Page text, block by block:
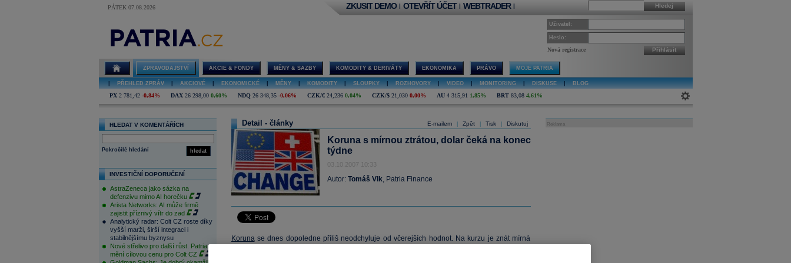
PÁTEK 07.08.2026 Hledej
ZKUSIT DEMO | OTEVŘÍT ÚČET | WEBTRADER |
Uživatel:
Heslo:
Nová registrace Přihlásit
ZPRAVODAJSTVÍ AKCIE & FONDY MĚNY & SAZBY KOMODITY & DERIVÁTY EKONOMIKA PRÁVO MOJE PATRIA
PŘEHLED ZPRÁV AKCIOVÉ EKONOMICKÉ MĚNY KOMODITY SLOUPKY ROZHOVORY VIDEO MONITORING DISKUSE BLOG
PX 2 781,42 -0,84% DAX 26 298,00 0,60% NDQ 26 348,35 -0,06% CZK/€ 24,236 0,04% CZK/$ 21,030 0,00% AU 4 315,91 1,85% BRT 83,08 4,61%
HLEDAT V KOMENTÁŘÍCH
hledat
Pokročilé hledání
INVESTIČNÍ DOPORUČENÍ
AstraZeneca jako sázka na
defenzivu mimo AI horečku
Arista Networks: AI může firmě
zajistit příznivý vítr do zad
Analytický radar: Colt CZ roste díky
vyšší marži, širší integraci i
stabilnějšímu byznysu
Nové střelivo pro další růst. Patria
mění cílovou cenu pro Colt CZ
E-mailem Zpět Tisk Diskutuj
Detail - články
Koruna s mírnou ztrátou, dolar čeká na konec
týdne
03.10.2007 10:33
Autor: Tomáš Vlk, Patria Finance
Korunase dnes dopoledne příliš neodchyluje od včerejších hodnot. Na kurzu je znát mírná
Reklama